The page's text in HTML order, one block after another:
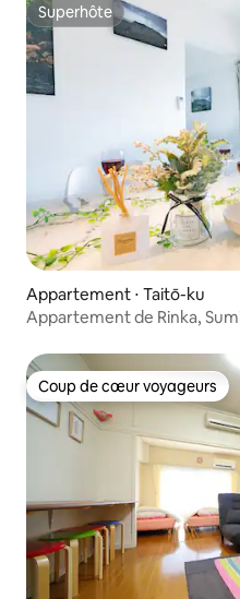
Superhôte
Superhôte
Appartement ⋅ Taitō-ku
Appartement de Rinka,
la gare de Kuramae,
Coup de cœur voyageurs
Coup de cœur voyageurs